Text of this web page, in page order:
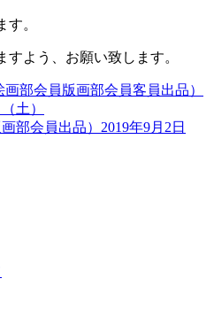
。
よう、お願い致します。
部会員版画部会員客員出品）
土）
部会員出品）2019年9月2日